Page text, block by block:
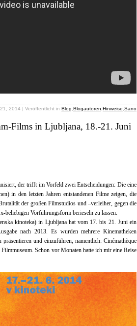
2014 | Veröffentlicht in Blog Blogautoren Hinweise Sano
Films in Ljubljana, 18.-21. Juni
der trifft im Vorfeld zwei Entscheidungen: Die eine
in den letzten Jahren entstandenen Filme zeigen, die
der großen Filmstudios und –verleiher, gegen die
beliebigen Vorführungsform berieseln zu lassen.
kinoteka) in Ljubljana hat vom 17. bis 21. Juni ein
nach 2013. Es wurden mehrere Kinematheken
und einzuführen, namentlich: Cinémathèque
Schon vor Monaten hatte ich mir eine Reise